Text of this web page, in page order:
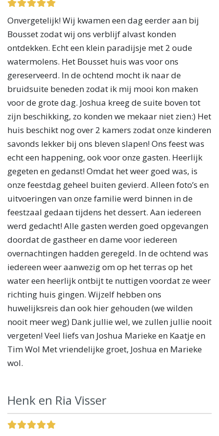
Onvergetelijk! Wij kwamen een dag eerder aan bij
Bousset zodat wij ons verblijf alvast konden
ontdekken. Echt een klein paradijsje met 2 oude
watermolens. Het Bousset huis was voor ons
gereserveerd. In de ochtend mocht ik naar de
bruidsuite beneden zodat ik mij mooi kon maken
voor de grote dag. Joshua kreeg de suite boven tot
zijn beschikking, zo konden we mekaar niet zien:) Het
huis beschikt nog over 2 kamers zodat onze kinderen
savonds lekker bij ons bleven slapen! Ons feest was
echt een happening, ook voor onze gasten. Heerlijk
gegeten en gedanst! Omdat het weer goed was, is
onze feestdag geheel buiten gevierd. Alleen foto’s en
uitvoeringen van onze familie werd binnen in de
feestzaal gedaan tijdens het dessert. Aan iedereen
werd gedacht! Alle gasten werden goed opgevangen
doordat de gastheer en dame voor iedereen
overnachtingen hadden geregeld. In de ochtend was
iedereen weer aanwezig om op het terras op het
water een heerlijk ontbijt te nuttigen voordat ze weer
richting huis gingen. Wijzelf hebben ons
huwelijksreis dan ook hier gehouden (we wilden
nooit meer weg) Dank jullie wel, we zullen jullie nooit
vergeten! Veel liefs van Joshua Marieke en Kaatje en
Tim Wol Met vriendelijke groet, Joshua en Marieke
wol.
Henk en Ria Visser